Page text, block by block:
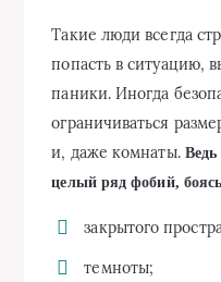
Такие люди всегда
попасть в ситуацию,
паники. Иногда
ограничиваться
и, даже комнаты.
целый ряд фобий,
закрытого
темноты;